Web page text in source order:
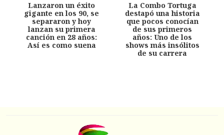
Lanzaron un éxito
gigante en los 90, se
separaron y hoy
lanzan su primera
canción en 28 años:
Así es como suena
La Combo Tortuga
destapó una historia
que pocos conocían
de sus primeros
años: Uno de los
shows más insólitos
de su carrera